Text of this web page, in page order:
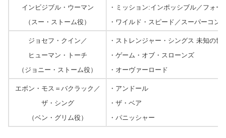
インビジブル・ウーマン
（スー・ストーム役）
・ミッション:インポッシブル／フォー
・ワイルド・スピード／スーパーコン
ジョセフ・クイン／
ヒューマン・トーチ
（ジョニー・ストーム役）
・ストレンジャー・シングス 未知の世
・ゲーム・オブ・スローンズ
・オーヴァーロード
エボン・モス＝バクラック／
ザ・シング
（ベン・グリム役）
・アンドール
・ザ・ベア
・パニッシャー